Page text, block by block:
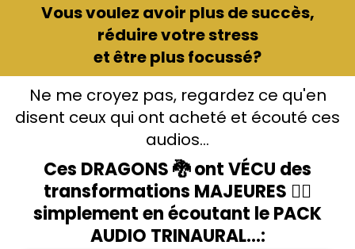
Vous voulez avoir plus de succès,
réduire votre stress
etêtre plus focussé?
Ne me croyez pas, regardez ce qu'en
disent ceux qui ont acheté et écouté ces
audios...
Ces DRAGONS 🐉 ont VÉCU des
transformations MAJEURES 🧞‍♂️
simplement en écoutant le PACK
AUDIO TRINAURAL...: